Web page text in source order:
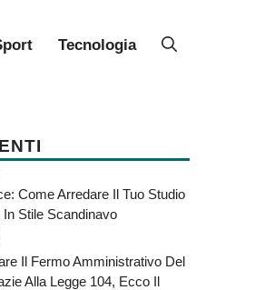
Tecnologia
Come Arredare Il Tuo Studio
Stile Scandinavo
Il Fermo Amministrativo Del
Alla Legge 104, Ecco Il